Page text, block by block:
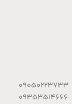
09050223733
09353514666